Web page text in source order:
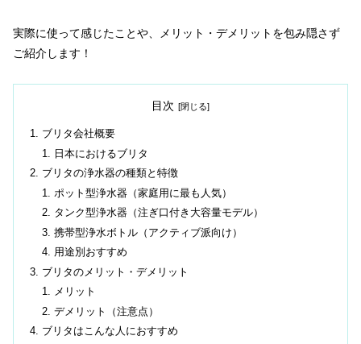
実際に使って感じたことや、メリット・デメリットを包み隠さず
ご紹介します！
目次
ブリタ会社概要
日本におけるブリタ
ブリタの浄水器の種類と特徴
ポット型浄水器（家庭用に最も人気）
タンク型浄水器（注ぎ口付き大容量モデル）
携帯型浄水ボトル（アクティブ派向け）
用途別おすすめ
ブリタのメリット・デメリット
メリット
デメリット（注意点）
ブリタはこんな人におすすめ